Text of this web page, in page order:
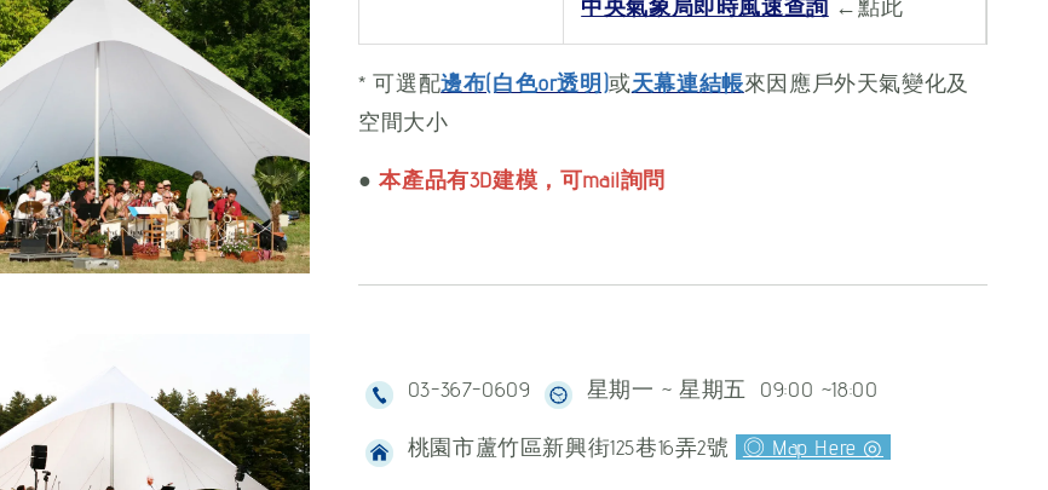
中央氣象局即時風速查詢 ←點此
* 可選配邊布(白色or透明)或天幕連結帳來因應戶外天氣變化及
空間大小
●本產品有3D建模，可mail詢問
03-367-0609 星期一 ~ 星期五 09:00 ~18:00
桃園市蘆竹區新興街125巷16弄2號 ◎ Map Here ◎